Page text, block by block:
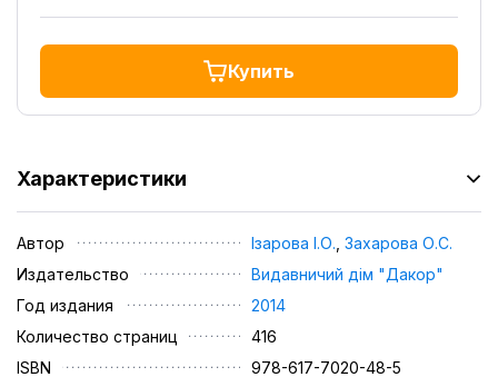
Купить
Характеристики
Автор Ізарова І.О. Захарова О.С.
Издательство
Видавничий дім "Дакор"
Год издания
2014
Количество страниц
416
ISBN
978-617-7020-48-5